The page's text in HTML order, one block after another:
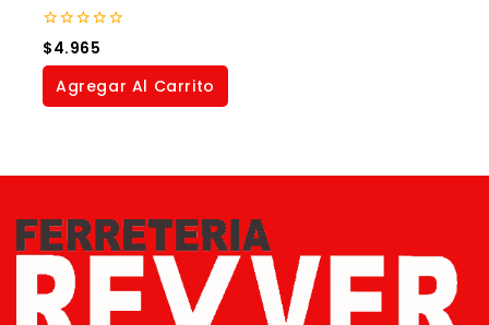
0
out
of
$4.965
Agregar Al Carrito